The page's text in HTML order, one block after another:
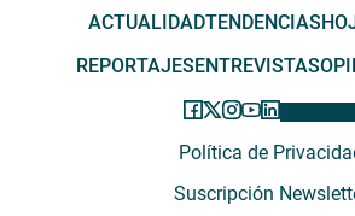
ACTUALIDADTENDENCIAS
REPORTAJESENTREVISTAS
Política de
Suscripción